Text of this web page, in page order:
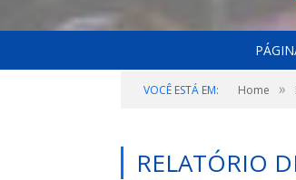
VOCÊ ESTÁ EM: Home »
RELATÓRIO